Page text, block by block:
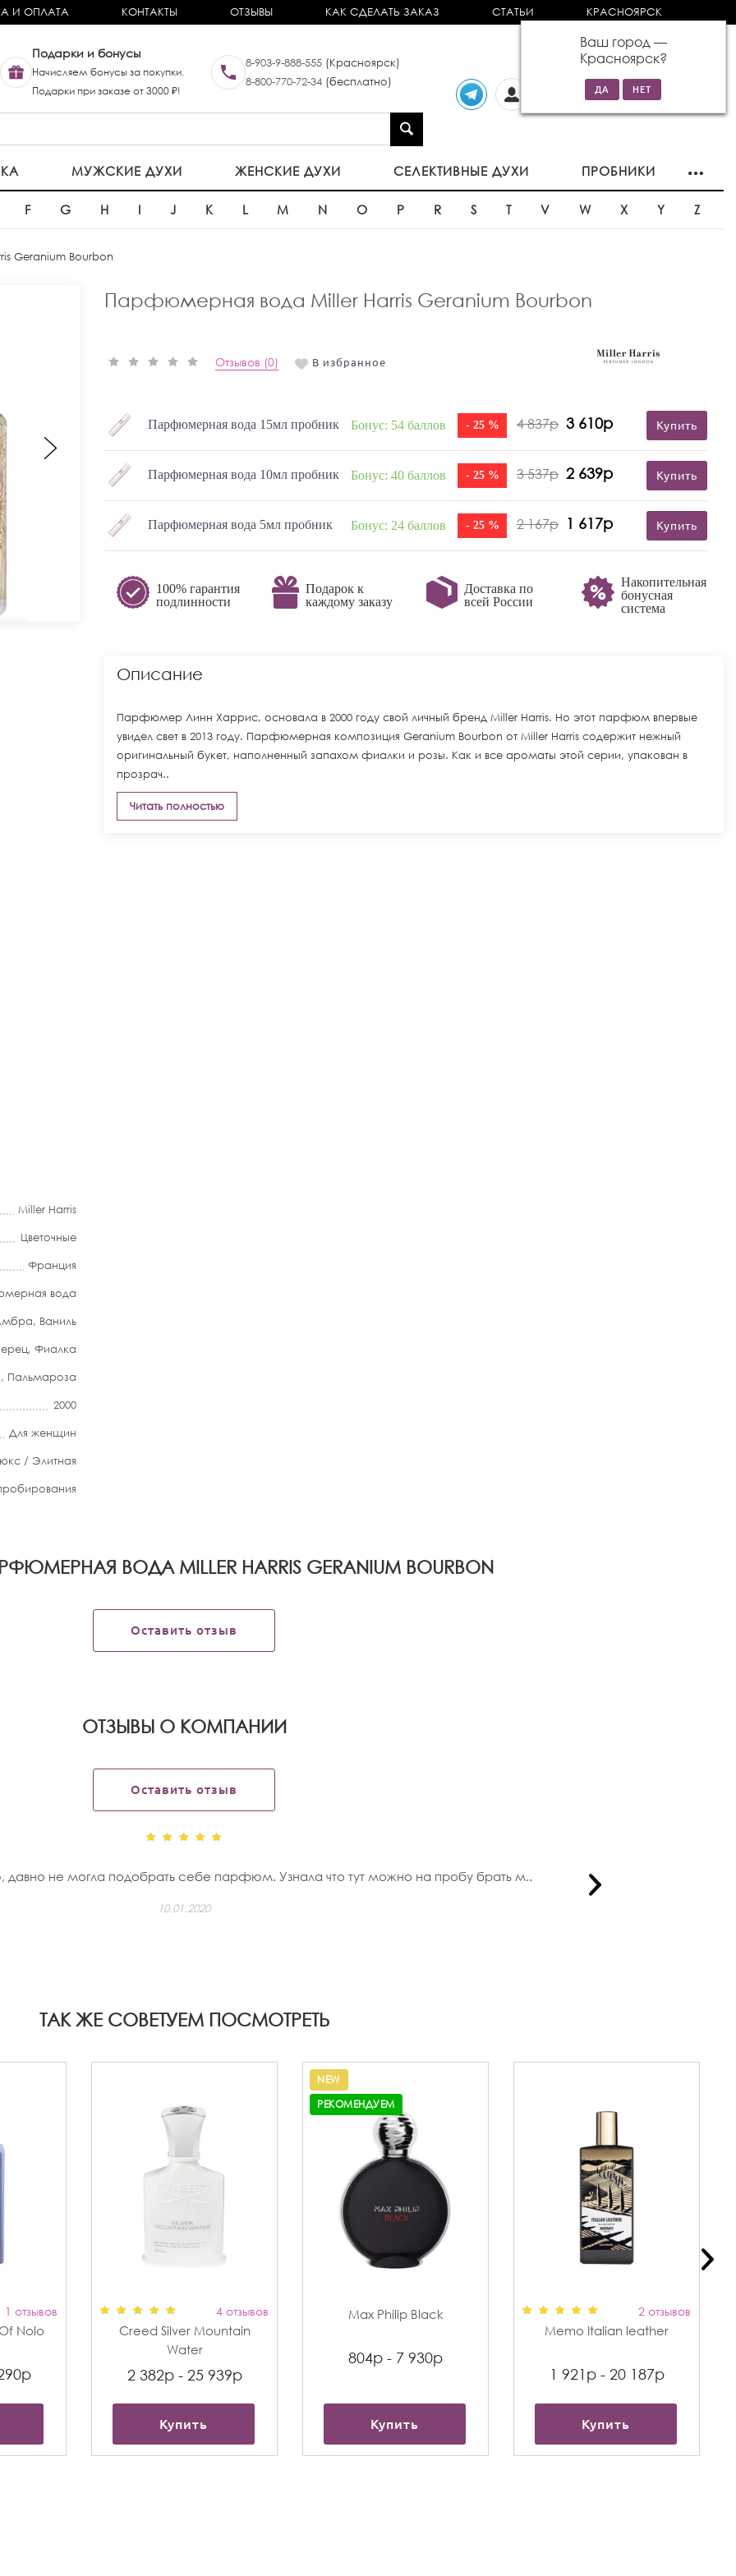
И ОПЛАТА КОНТАКТЫ ОТЗЫВЫ КАК СДЕЛАТЬ ЗАКАЗ СТАТЬИ КРАСНОЯРСК
Ваш город —
Красноярск?
Подарки и бонусы
Начисляем бонусы за покупки.
Подарки при заказе от 3000 ₽!
8-903-9-888-555 (Красноярск)
8-800-770-72-34 (бесплатно)
0 товаров
на сумму 0р
МУЖСКИЕ ДУХИ ЖЕНСКИЕ ДУХИ СЕЛЕКТИВНЫЕ ДУХИ ПРОБНИКИ
F G H I J K L M N O P R S T V W X Y Z
Geranium Bourbon
Miller Harris
Цветочные
Франция
вода
, Ваниль
, Фиалка
, Пальмароза
2000
Для женщин
/ Элитная
Парфюмерная вода Miller Harris Geranium Bourbon
Отзывов (0) В избранное
Парфюмерная вода 15мл пробник Бонус: 54 баллов - 25 % 4 837р 3 610р Купить
Парфюмерная вода 10мл пробник Бонус: 40 баллов - 25 % 3 537р 2 639р Купить
Парфюмерная вода 5мл пробник Бонус: 24 баллов - 25 % 2 167р 1 617р Купить
100% гарантия
подлинности
Подарок к
каждому заказу
Доставка по
всей России
Накопительная
бонусная
система
Описание
Парфюмер Линн Харрис, основала в 2000 году свой личный бренд Miller Harris. Но этот парфюм впервые
увидел свет в 2013 году. Парфюмерная композиция Geranium Bourbon от Miller Harris содержит нежный
оригинальный букет, наполненный запахом фиалки и розы. Как и все ароматы этой серии, упакован в
прозрач..
Читать полностью
ВОДА MILLER HARRIS GERANIUM BOURBON
Оставить отзыв
OТЗЫВЫ О КОМПАНИИ
Оставить отзыв
давно не могла подобрать себе парфюм. Узнала что тут можно на пробу брать м..
10.01.2020
ТАК ЖЕ СОВЕТУЕМ ПОСМОТРЕТЬ
1 отзывов
Nolo
4 отзывов
Creed Silver Mountain
Water
2 382р - 25 939р
Купить
NEW
РЕКОМЕНДУЕМ
Max Philip Black
804р - 7 930р
Купить
2 отзывов
Memo Italian leather
1 921р - 20 187р
Купить